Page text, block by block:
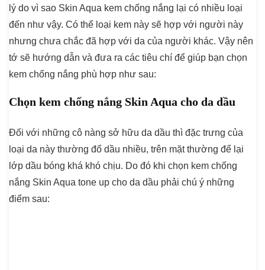
lý do vì sao Skin Aqua kem chống nắng lại có nhiều loại
đến như vậy. Có thể loại kem này sẽ hợp với người này
nhưng chưa chắc đã hợp với da của người khác. Vậy nên
tớ sẽ hướng dẫn và đưa ra các tiêu chí để giúp bạn chọn
kem chống nắng phù hợp như sau:
Chọn kem chống nắng Skin Aqua cho da dầu
Đối với những cô nàng sở hữu da dầu thì đặc trưng của
loại da này thường đổ dầu nhiều, trên mặt thường để lại
lớp dầu bóng khá khó chịu. Do đó khi chọn kem chống
nắng Skin Aqua tone up cho da dầu phải chú ý những
điểm sau: